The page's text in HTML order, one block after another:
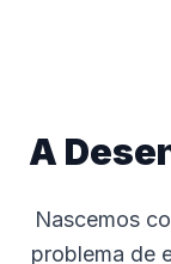
A
Nascemos
problema de